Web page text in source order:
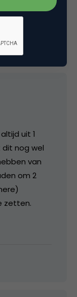
uit 1
nog wel
van
om 2
zetten.